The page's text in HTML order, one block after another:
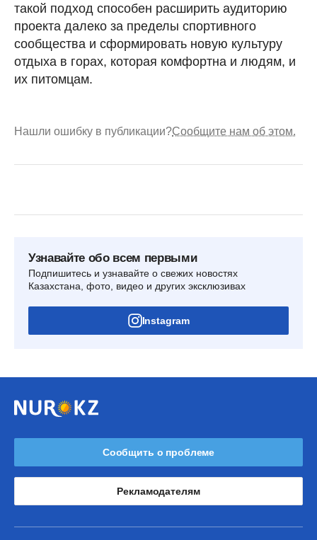
такой подход способен расширить аудиторию
проекта далеко за пределы спортивного
сообщества и сформировать новую культуру
отдыха в горах, которая комфортна и людям, и
их питомцам.
Нашли ошибку в публикации?Сообщите нам об этом.
Узнавайте обо всем первыми
Подпишитесь и узнавайте о свежих новостях
Казахстана, фото, видео и других эксклюзивах
Instagram
Сообщить о проблеме
Рекламодателям